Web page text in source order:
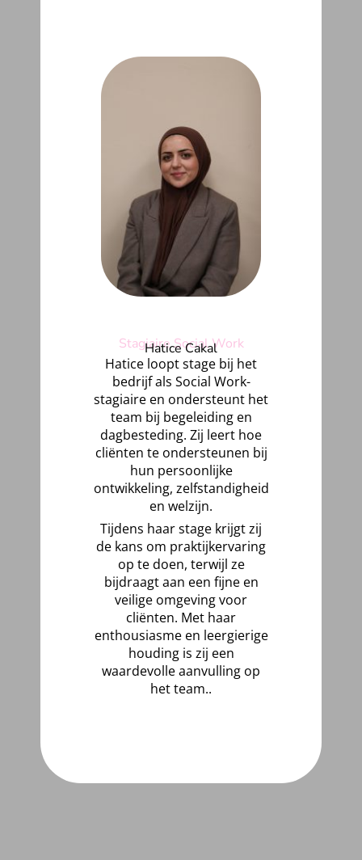
Stagiaire Social Work
Hatice Cakal
Hatice loopt stage bij het
bedrijf als Social Work-
stagiaire en ondersteunt het
team bij begeleiding en
dagbesteding. Zij leert hoe
cliënten te ondersteunen bij
hun persoonlijke
ontwikkeling, zelfstandigheid
en welzijn.
Tijdens haar stage krijgt zij
de kans om praktijkervaring
op te doen, terwijl ze
bijdraagt aan een fijne en
veilige omgeving voor
cliënten. Met haar
enthousiasme en leergierige
houding is zij een
waardevolle aanvulling op
het team..